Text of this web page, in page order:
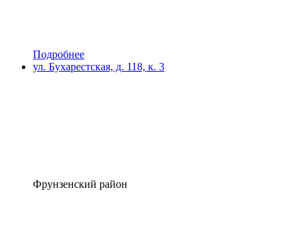
Подробнее
ул. Бухарестская, д. 118, к. 3
Фрунзенский район